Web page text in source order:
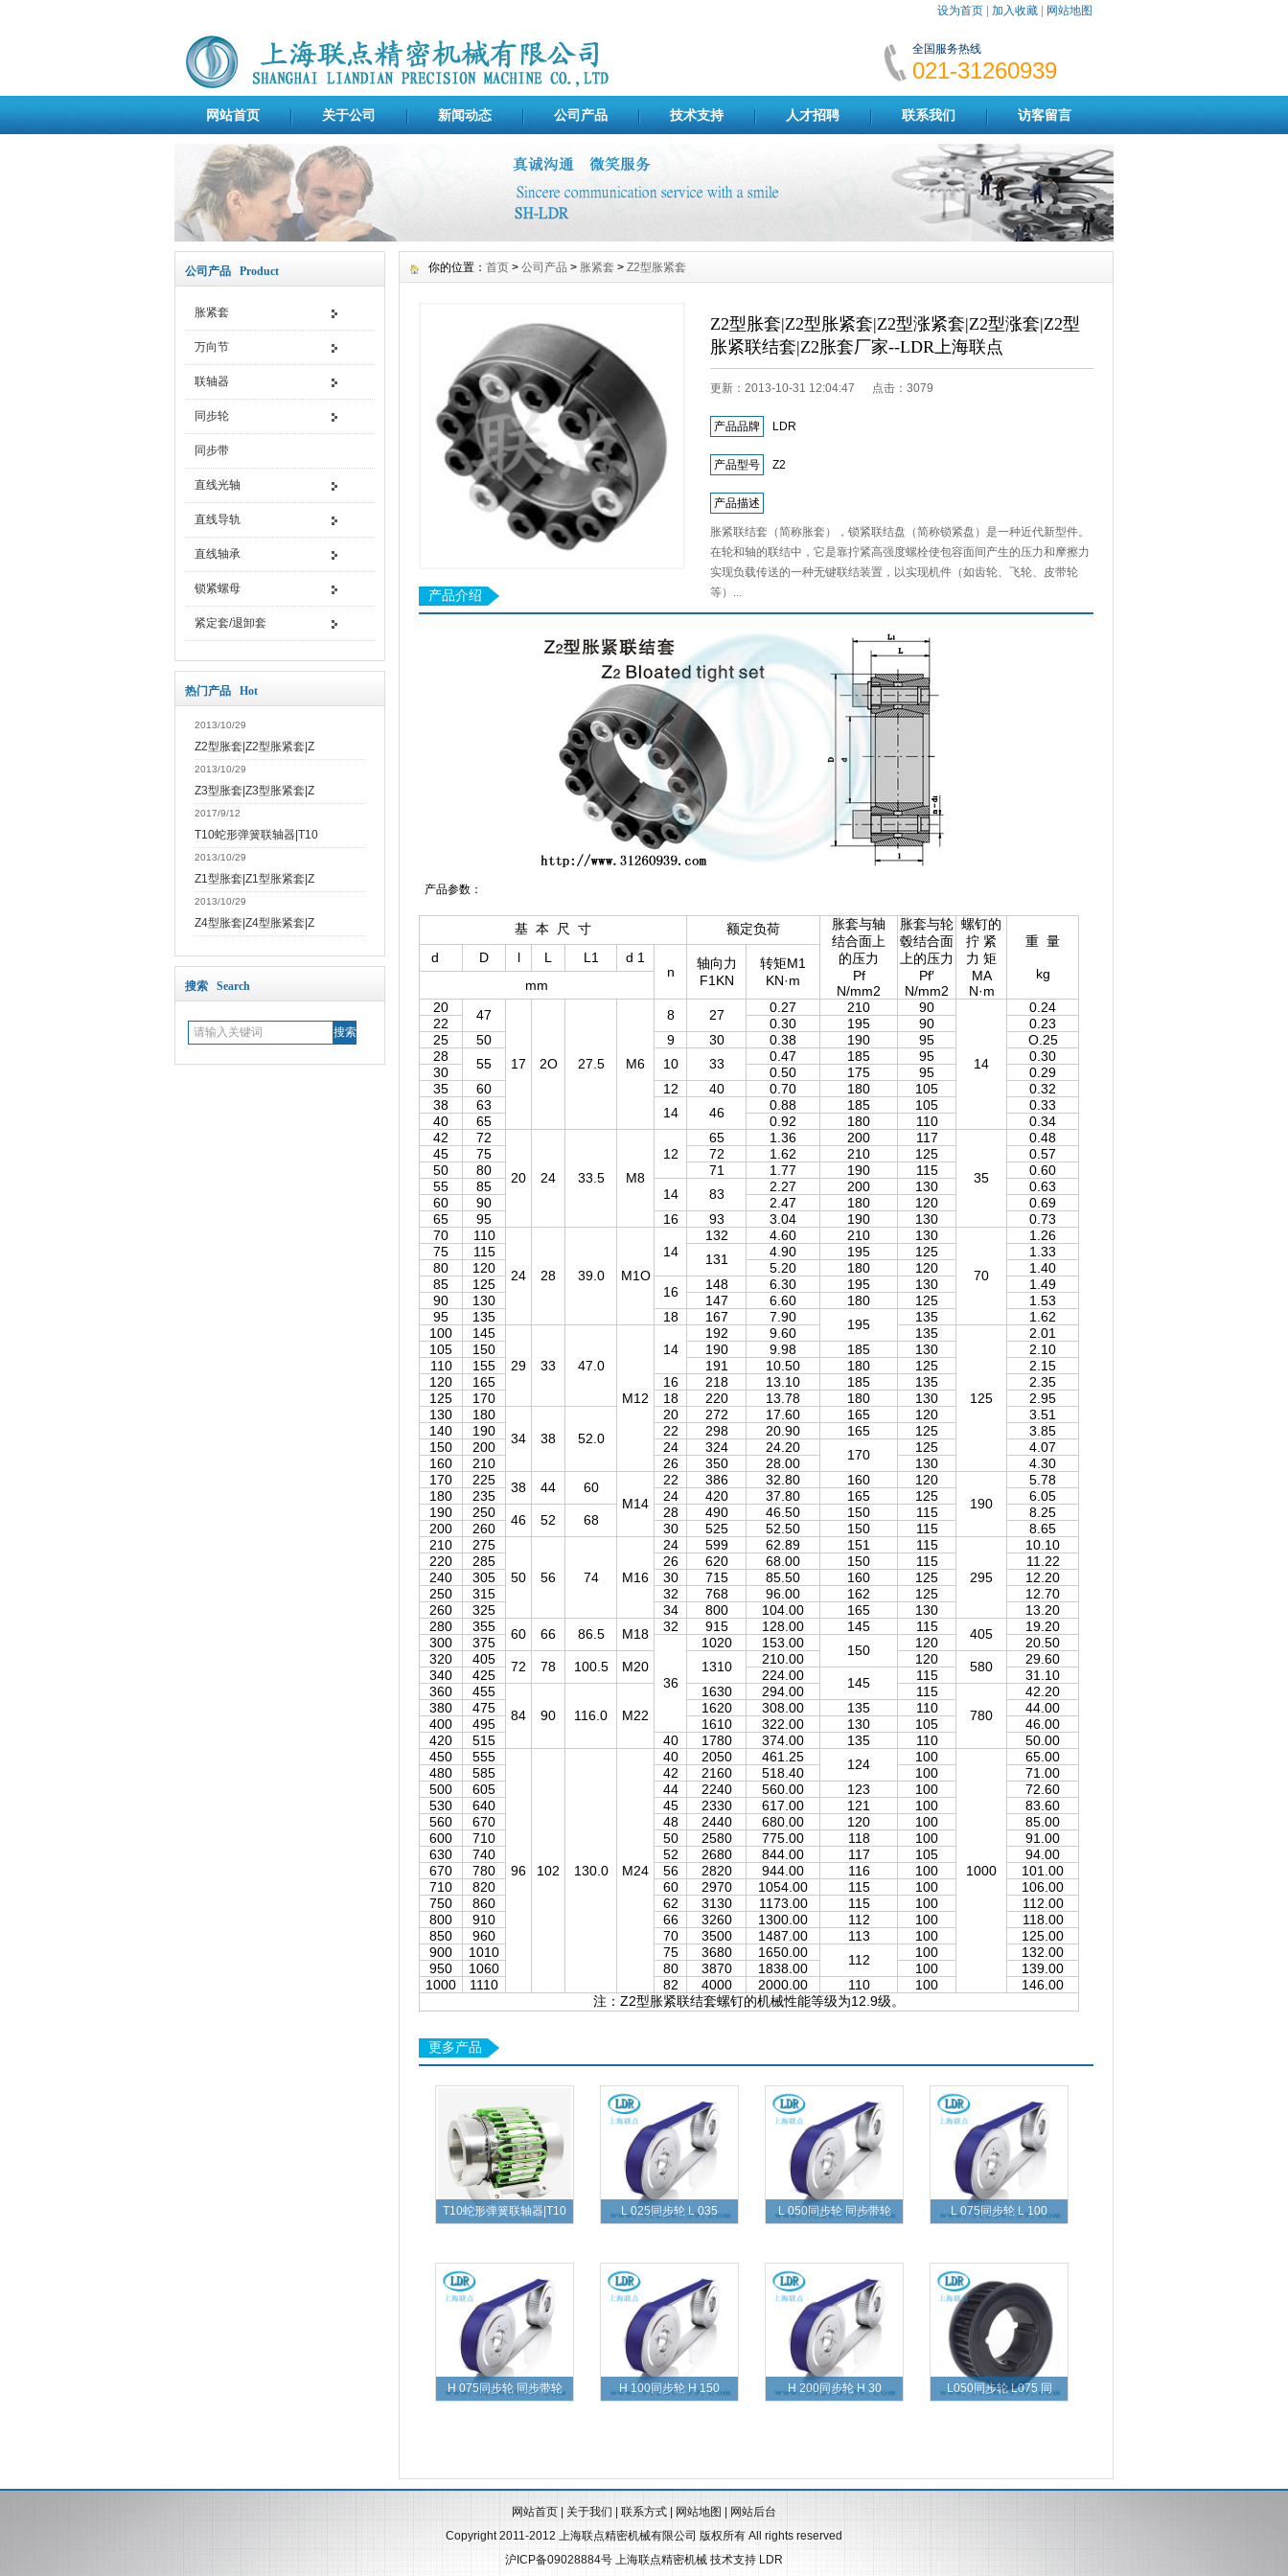
设为首页| 加入收藏| 网站地图
全国服务热线
021-31260939
网站首页 关于公司 新闻动态 公司产品 技术支持 人才招聘 联系我们 访客留言
公司产品 Product
胀紧套
万向节
联轴器
同步轮
同步带
直线光轴
直线导轨
直线轴承
锁紧螺母
紧定套/退卸套
热门产品 Hot
2013/10/29
Z2型胀套|Z2型胀紧套|Z
2013/10/29
Z3型胀套|Z3型胀紧套|Z
2017/9/12
T10蛇形弹簧联轴器|T10
2013/10/29
Z1型胀套|Z1型胀紧套|Z
2013/10/29
Z4型胀套|Z4型胀紧套|Z
搜索 Search
你的位置： 首页 > 公司产品 > 胀紧套 > Z2型胀紧套
Z2型胀套|Z2型胀紧套|Z2型涨紧套|Z2型涨套|Z2型
胀紧联结套|Z2胀套厂家--LDR上海联点
更新：2013-10-31 12:04:47 点击： 3079
产品品牌 LDR
产品型号 Z2
产品描述
胀紧联结套（简称胀套），锁紧联结盘（简称锁紧盘）是一种近代新型件。
在轮和轴的联结中，它是靠拧紧高强度螺栓使包容面间产生的压力和摩擦力
实现负载传送的一种无键联结装置，以实现机件（如齿轮、飞轮、皮带轮
等）...
产品介绍
产品参数：
基 本 尺 寸 额定负荷
胀套与轴
结合面上
的压力
Pf
N/mm2
胀套与轮
毂结合面
上的压力
Pf′
N/mm2
螺钉的
拧 紧
力 矩
MA
N·m
重 量
kg
d D l L L1
d 1
n
轴向力
F1KN
转矩M1
KN·m
mm
20
47
17 2O 27.5 M6
8 27 0.27 210 90
14
0.24
22
0.30 195 90
0.23
25
50 9 30 0.38 190 95
O.25
28
55 10 33 0.47 185 95
0.30
30
0.50 175 95
0.29
35
60 12 40 0.70 180 105
0.32
38
63 14 46 0.88 185 105
0.33
40
65 0.92 180 110
0.34
42
72
20 24 33.5 M8
12
65 1.36 200 117
35
0.48
45
75 72 1.62 210 125
0.57
50
80 71 1.77 190 115
0.60
55
85 14 83 2.27 200 130
0.63
60
90 2.47 180 120
0.69
65
95 16 93 3.04 190 130
0.73
70
110
24 28 39.0 M1O
14
132 4.60 210 130
70
1.26
75
115 131 4.90 195 125
1.33
80
120 5.20 180 120
1.40
85
125 16 148 6.30 195 130
1.49
90
130 147 6.60 180 125
1.53
95
135 18 167 7.90 195 135
1.62
100
145
29 33 47.0
M12
14
192 9.60 135
125
2.01
105
150 190 9.98 185 130
2.10
110
155 191 10.50 180 125
2.15
120
165 16 218 13.10 185 135
2.35
125
170 18 220 13.78 180 130
2.95
130
180
34
38 52.0
20 272 17.60 165 120
3.51
140
190 22 298 20.90 165 125
3.85
150
200 24 324 24.20 170 125
4.07
160
210 26 350 28.00 130
4.30
170
225 38 44
60
M14
22 386 32.80 160
120
190
5.78
180
235 24 420 37.80 165 125
6.05
190
250 46 52 68 28 490 46.50 150 115
8.25
200
260 30 525 52.50 150 115
8.65
210
275
50 56 74 M16
24 599 62.89 151 115
295
10.10
220
285 26 620 68.00 150 115
11.22
240
305 30 715 85.50 160 125
12.20
250
315 32 768 96.00 162 125
12.70
260
325 34 800 104.00 165 130
13.20
280
355 60 66 86.5 M18 32 915 128.00 145 115 405
19.20
300
375
36
1020 153.00 150 120
20.50
320
405 72 78 100.5 M20 1310 210.00 120 580
29.60
340
425 224.00 145 115
31.10
360
455
84
90 116.0 M22
1630 294.00
115
780
42.20
380
475 1620 308.00 135 110
44.00
400
495 1610 322.00 130 105
46.00
420
515 40 1780 374.00 135 110
50.00
450
555
96 102 130.0 M24
40 2050 461.25 124 100
1000
65.00
480
585 42 2160 518.40 100
71.00
500
605 44 2240 560.00 123 100
72.60
530
640 45 2330 617.00 121 100
83.60
560
670 48 2440 680.00 120 100
85.00
600
710 50 2580 775.00 118 100
91.00
630
740 52 2680 844.00 117 105
94.00
670
780 56 2820 944.00 116 100
101.00
710
820 60 2970 1054.00 115 100
106.00
750
860 62 3130 1173.00 115 100
112.00
800
910 66 3260 1300.00 112 100
118.00
850
960 70 3500 1487.00 113 100
125.00
900
1010 75 3680 1650.00 112 100
132.00
950
1060 80 3870 1838.00 100
139.00
1000
1110 82 4000 2000.00 110 100
146.00
注：Z2型胀紧联结套螺钉的机械性能等级为12.9级。
更多产品
T10蛇形弹簧联轴器|T10 L 025同步轮 L 035 L 050同步轮 同步带轮 L 075同步轮 L 100
H 075同步轮 同步带轮 H 100同步轮 H 150 H 200同步轮 H 30 L050同步轮 L075 同
网站首页 关于我们 联系方式 网站地图
网站后台
Copyright 2011-2012 上海联点精密机械有限公司 版权所有 All rights reserved
沪ICP备09028884号 上海联点精密机械 技术支持 LDR